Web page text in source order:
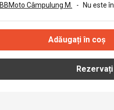
BBMoto Câmpulung M.
- Nu este
Adăugați în coș